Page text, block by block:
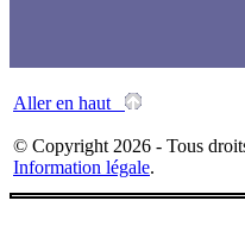
Aller en haut
© Copyright 2026 - Tous
Information légale.